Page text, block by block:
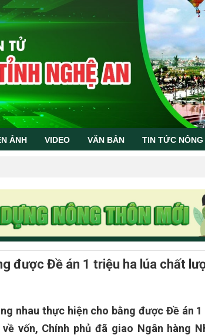
ẢNH VIDEO VĂN BẢN TIN TỨC
được Đề án 1 triệu ha lúa chất
nhau thực hiện cho bằng được Đề án
vốn, Chính phủ đã giao Ngân hàng